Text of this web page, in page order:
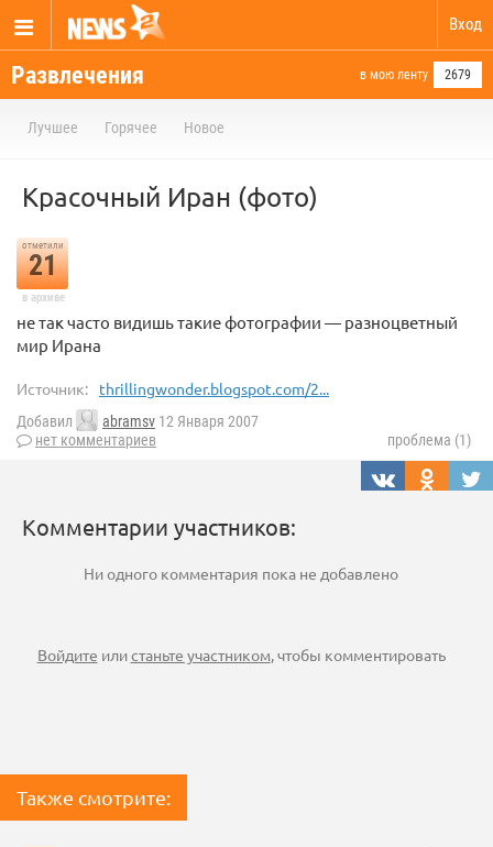
Вход
Развлечения в мою ленту 2679
Лучшее Горячее Новое
Красочный Иран (фото)
отметили
21
в архиве
не так часто видишь такие фотографии — разноцветный
мир Ирана
Источник: thrillingwonder.blogspot.com/2...
Добавил abramsv 12 Января 2007
нет комментариев
проблема (1)
Комментарии участников:
Ни одного комментария пока не добавлено
Войдите илистаньте участником, чтобы комментировать
Также смотрите: